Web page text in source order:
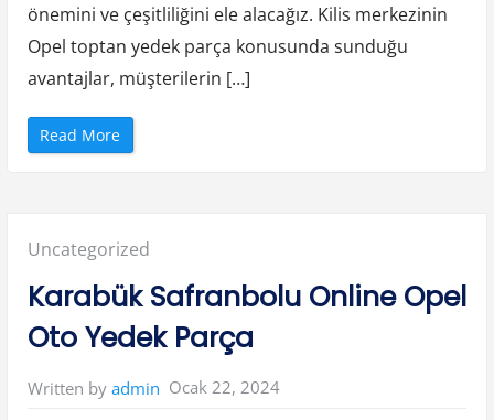
önemini ve çeşitliliğini ele alacağız. Kilis merkezinin
Opel toptan yedek parça konusunda sunduğu
avantajlar, müşterilerin […]
Read More“
K
r
k
z
O
e
l
o
p
Posted
in:
Uncategorized
Karabük Safranbolu Online Opel
Oto Yedek Parça
Written by admin Ocak 22, 2024